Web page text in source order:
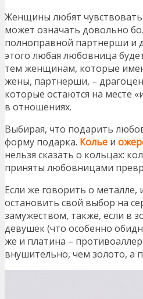
Женщины любят
может означать довольно
полноправной партнерши и
этого любая любовница
тем женщинам, которые
жены, партнерши, –
которые остаются на месте
в отношениях.
Выбирая, что подарить
форму подарка. Колье и
нельзя сказать о кольцах:
приняты любовницами
Если же говорить о металле,
остановить свой выбор на
замужеством, также, если в
девушек (что особенно
же и платина –
внушительно, чем золото, а